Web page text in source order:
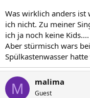
Was wirklich anders ist
ich nicht. Zu meiner
ich ja noch keine Kids....
Aber stürmisch wars
Spülkastenwasser
M malima
Guest